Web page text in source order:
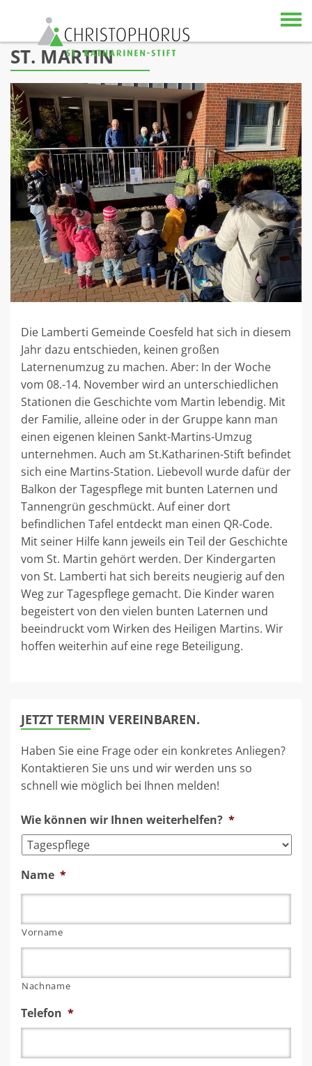
Skip to content
ST. MARTIN
Die Lamberti Gemeinde Coesfeld hat sich in diesem
Jahr dazu entschieden, keinen großen
Laternenumzug zu machen. Aber: In der Woche
vom 08.-14. November wird an unterschiedlichen
Stationen die Geschichte vom Martin lebendig. Mit
der Familie, alleine oder in der Gruppe kann man
einen eigenen kleinen Sankt-Martins-Umzug
unternehmen. Auch am St.Katharinen-Stift befindet
sich eine Martins-Station. Liebevoll wurde dafür der
Balkon der Tagespflege mit bunten Laternen und
Tannengrün geschmückt. Auf einer dort
befindlichen Tafel entdeckt man einen QR-Code.
Mit seiner Hilfe kann jeweils ein Teil der Geschichte
vom St. Martin gehört werden. Der Kindergarten
von St. Lamberti hat sich bereits neugierig auf den
Weg zur Tagespflege gemacht. Die Kinder waren
begeistert von den vielen bunten Laternen und
beeindruckt vom Wirken des Heiligen Martins. Wir
hoffen weiterhin auf eine rege Beteiligung.
JETZT TERMIN VEREINBAREN.
Haben Sie eine Frage oder ein konkretes Anliegen?
Kontaktieren Sie uns und wir werden uns so
schnell wie möglich bei Ihnen melden!
Wie können wir Ihnen weiterhelfen? *
Name *
Vorname
Nachname
Telefon *